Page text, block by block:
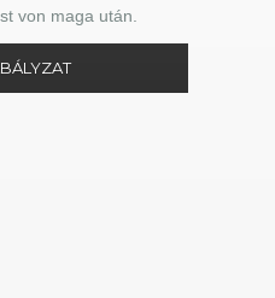
von maga után.